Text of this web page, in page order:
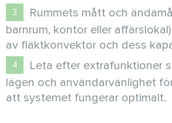
Rummets mått och
barnrum, kontor eller
av fläktkonvektor och dess
Leta efter extrafunktioner
lägen och användarvänlighet
att systemet fungerar optimalt.